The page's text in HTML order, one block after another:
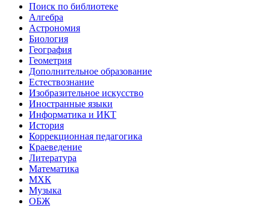
Поиск по библиотеке
Алгебра
Астрономия
Биология
География
Геометрия
Дополнительное образование
Естествознание
Изобразительное искусство
Иностранные языки
Информатика и ИКТ
История
Коррекционная педагогика
Краеведение
Литература
Математика
МХК
Музыка
ОБЖ